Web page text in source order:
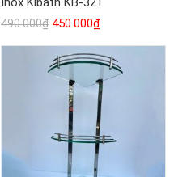
490.000₫ 450.000₫